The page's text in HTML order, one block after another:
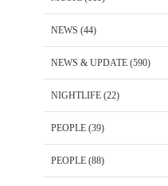
NEWS (44)
NEWS & UPDATE (590)
NIGHTLIFE (22)
PEOPLE (39)
PEOPLE (88)